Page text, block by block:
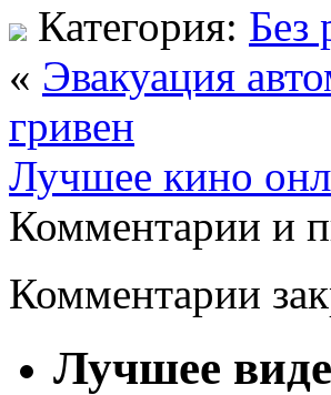
Категория: Без
« Эвакуация
гривен
Лучшее кино
Комментарии и
Комментарии
Лучшее